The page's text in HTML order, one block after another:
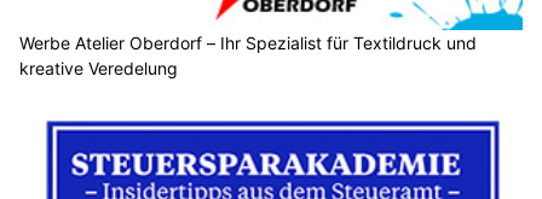
Werbe Atelier Oberdorf – Ihr Spezialist für Textildruck und
kreative Veredelung